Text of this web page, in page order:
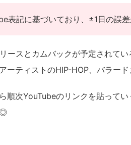
表記に基づいており、±1日の誤差
ースとカムバックが予定されて
ーティストのHIP-HOP、バラード
順次YouTubeのリンクを貼って
◎